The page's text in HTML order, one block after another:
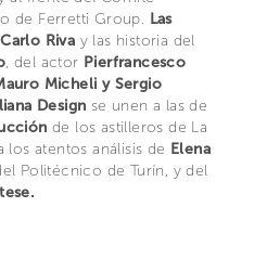
de Ferretti Group. Las
Riva y las historia del
, del actor Pierfrancesco
Micheli y Sergio
Design se unen a las de
de los astilleros de La
los atentos análisis de Elena
Politécnico de Turín, y del